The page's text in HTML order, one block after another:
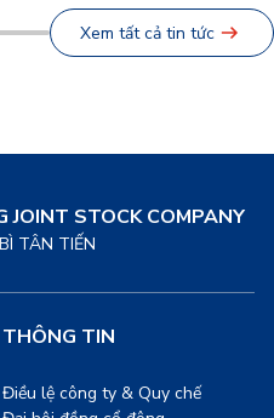
những nguồn thải lớn toàn
cầu, đang chứng kiến sự
Xem tất cả tin tức
JOINT STOCK COMPANY
TÂN TIẾN
THÔNG TIN
Điều lệ công ty & Quy chế